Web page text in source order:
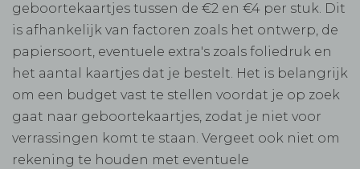
geboortekaartjes tussen de €2 en €4 per stuk. Dit
is afhankelijk van factoren zoals het ontwerp, de
papiersoort, eventuele extra's zoals foliedruk en
het aantal kaartjes dat je bestelt. Het is belangrijk
om een budget vast te stellen voordat je op zoek
gaat naar geboortekaartjes, zodat je niet voor
verrassingen komt te staan. Vergeet ook niet om
rekening te houden met eventuele